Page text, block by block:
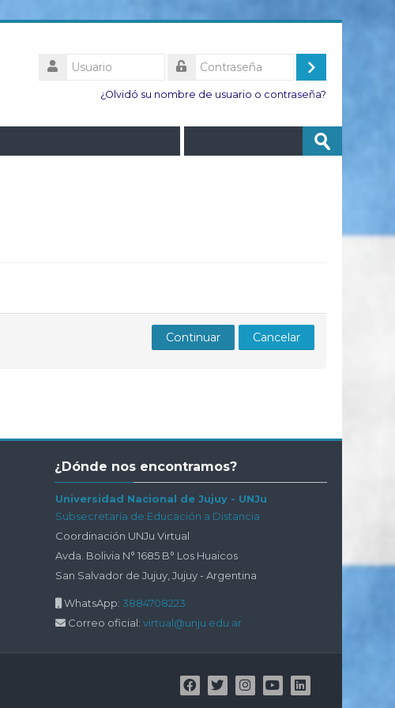
Usuario
Acceder
¿Olvidó su nombre de usuario o contraseña?
Enviar
Continuar Cancelar
¿Dónde
¿Dónde nos encontramos?
Universidad Nacional de Jujuy - UNJu
Subsecretaría de Educación a Distancia
Coordinación UNJu Virtual
Avda. Bolivia N° 1685 B° Los Huaicos
San Salvador de Jujuy, Jujuy - Argentina
WhatsApp: 3884708223
Correo oficial:virtual@unju.edu.ar